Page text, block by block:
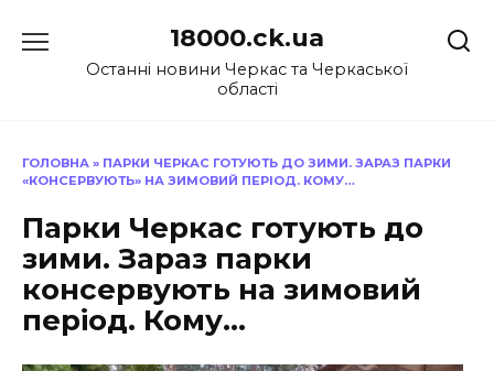
до
18000.ck.ua
Останні новини Черкас та Черкаської
області
ГОЛОВНА » ПАРКИ ЧЕРКАС ГОТУЮТЬ ДО ЗИМИ. ЗАРАЗ ПАРКИ
«КОНСЕРВУЮТЬ» НА ЗИМОВИЙ ПЕРІОД. КОМУ…
Парки Черкас готують до
зими. Зараз парки
консервують на зимовий
період. Кому…